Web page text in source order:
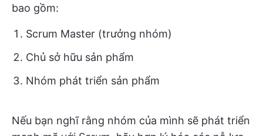
bao gồm:
Scrum Master (trưởng nhóm)
Chủ sở hữu sản phẩm
Nhóm phát triển sản phẩm
Nếu bạn nghĩ rằng nhóm của mình sẽ phát triển